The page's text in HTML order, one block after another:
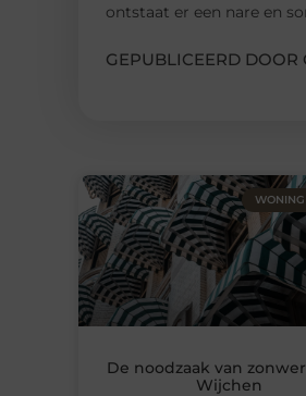
ontstaat er een nare en
GEPUBLICEERD DOOR
De noodzaak van
Wijchen